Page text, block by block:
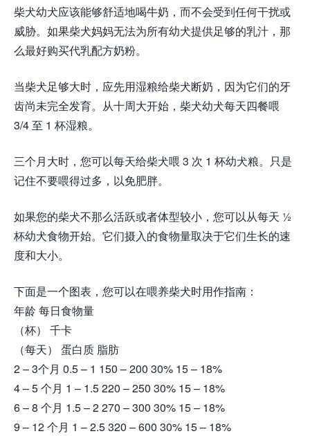
柴犬幼犬应该能够舒适地喝牛奶，而不会受到任何干扰或
威胁。如果柴犬妈妈无法为所有幼犬提供足够的乳汁，那
么最好购买代乳配方奶粉。
当柴犬足够大时，应先用湿粮给柴犬断奶，因为它们的牙
齿尚未完全发育。从十周大开始，柴犬幼犬每天四餐喂
3/4 至 1 杯湿粮。
三个月大时，您可以每天给柴犬喂 3 次 1 杯幼犬粮。只是
记住不要喂得过多，以免肥胖。
如果您的柴犬不那么活跃或者体型较小，您可以从每天 ½
杯幼犬食物开始。它们摄入的食物量取决于它们生长的速
度和大小。
下面是一个图表，您可以在喂养柴犬时用作指南：
年龄 每日食物量
（杯） 千卡
（每天） 蛋白质 脂肪
2 – 3个月 0.5 – 1 150 – 200 30% 15 – 18%
4 – 5 个月 1 – 1.5 220 – 250 30% 15 – 18%
6 – 8 个月 1.5 – 2 270 – 300 30% 15 – 18%
9 – 12 个月 1 – 2.5 320 – 600 30% 15 – 18%